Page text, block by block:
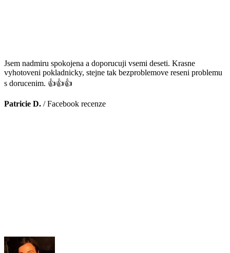
Jsem nadmiru spokojena a doporucuji vsemi deseti. Krasne
vyhotoveni pokladnicky, stejne tak bezproblemove reseni problemu
s dorucenim. 👍👍👍
Patricie D. /Facebook recenze